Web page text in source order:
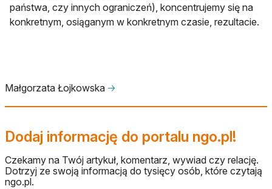
państwa, czy innych ograniczeń), koncentrujemy się na
konkretnym, osiąganym w konkretnym czasie, rezultacie.
Małgorzata Łojkowska 🡢
Dodaj informację do portalu ngo.pl!
Czekamy na Twój artykuł, komentarz, wywiad czy relację.
Dotrzyj ze swoją informacją do tysięcy osób, które czytają
ngo.pl.